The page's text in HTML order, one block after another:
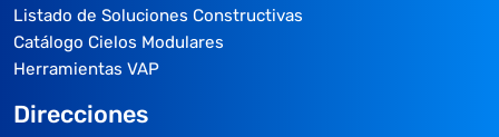
Listado de Soluciones Constructivas
Catálogo Cielos Modulares
Herramientas VAP
Direcciones